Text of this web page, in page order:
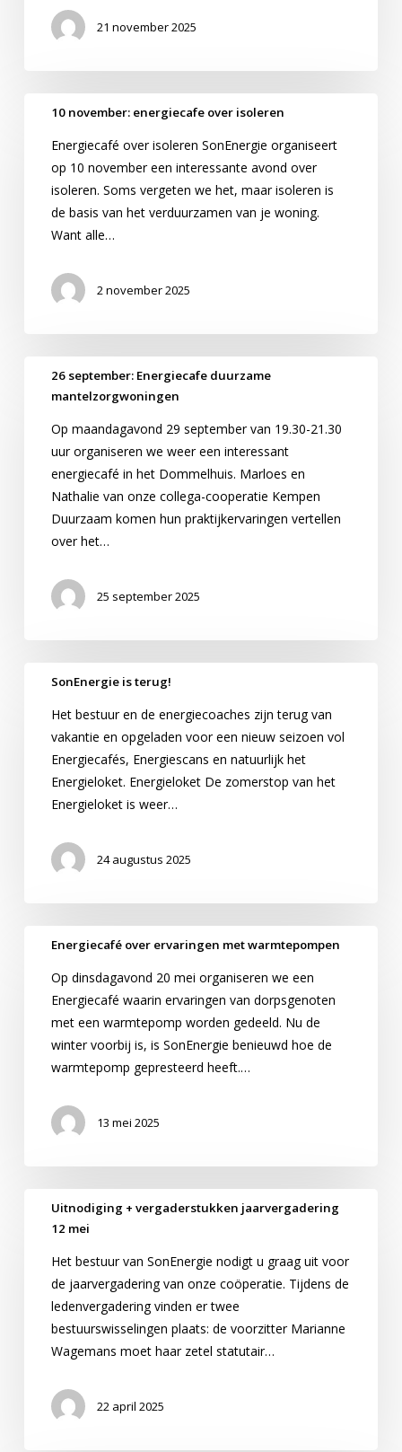
21 november 2025
energiecafe
isoleren
10 november: energiecafe over isoleren
Energiecafé over isoleren SonEnergie organiseert
op 10 november een interessante avond over
isoleren. Soms vergeten we het, maar isoleren is
de basis van het verduurzamen van je woning.
Want alle…
2 november 2025
september:
duurzame
mantelzorgwoningen
26 september: Energiecafe duurzame
mantelzorgwoningen
Op maandagavond 29 september van 19.30-21.30
uur organiseren we weer een interessant
energiecafé in het Dommelhuis. Marloes en
Nathalie van onze collega-cooperatie Kempen
Duurzaam komen hun praktijkervaringen vertellen
over het…
25 september 2025
terug!
SonEnergie is terug!
Het bestuur en de energiecoaches zijn terug van
vakantie en opgeladen voor een nieuw seizoen vol
Energiecafés, Energiescans en natuurlijk het
Energieloket. Energieloket De zomerstop van het
Energieloket is weer…
24 augustus 2025
Energiecafé
ervaringen
warmtepompen
Energiecafé over ervaringen met warmtepompen
Op dinsdagavond 20 mei organiseren we een
Energiecafé waarin ervaringen van dorpsgenoten
met een warmtepomp worden gedeeld. Nu de
winter voorbij is, is SonEnergie benieuwd hoe de
warmtepomp gepresteerd heeft.…
13 mei 2025
Uitnodiging
jaarvergadering
Uitnodiging + vergaderstukken jaarvergadering
12 mei
Het bestuur van SonEnergie nodigt u graag uit voor
de jaarvergadering van onze coöperatie. Tijdens de
ledenvergadering vinden er twee
bestuurswisselingen plaats: de voorzitter Marianne
Wagemans moet haar zetel statutair…
22 april 2025